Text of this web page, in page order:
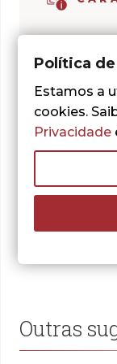
Gradiva
ISBN:
978-972-
PÁGINAS:
308
Outras
Política
Estamos a
cookies.
Privacidade